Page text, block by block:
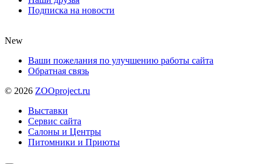
Подписка на новости
New
Ваши пожелания по улучшению работы сайта
Обратная связь
© 2026 ZOOproject.ru
Выставки
Сервис сайта
Салоны и Центры
Питомники и Приюты